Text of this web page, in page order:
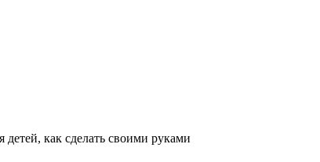
как сделать своими руками